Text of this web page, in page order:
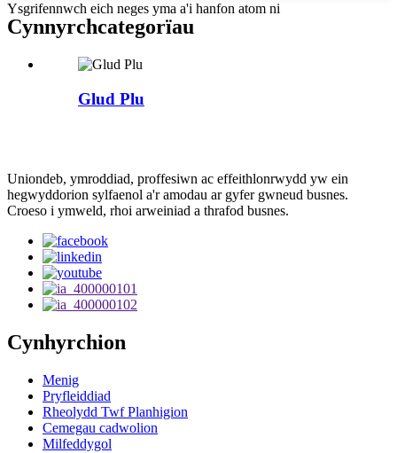
Ysgrifennwch eich neges yma a'i hanfon atom ni
Cynnyrchcategorïau
Glud Plu
Uniondeb, ymroddiad, proffesiwn ac effeithlonrwydd yw ein
hegwyddorion sylfaenol a'r amodau ar gyfer gwneud busnes.
Croeso i ymweld, rhoi arweiniad a thrafod busnes.
Cynhyrchion
Menig
Pryfleiddiad
Rheolydd Twf Planhigion
Cemegau cadwolion
Milfeddygol